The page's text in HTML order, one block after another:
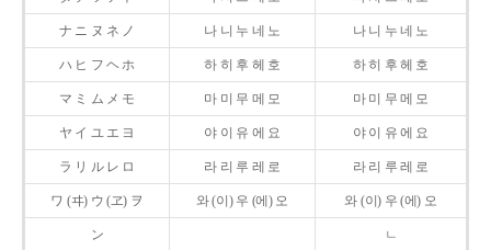
ナ ニ ヌ ネ ノ 나 니 누 네 노 나 니 누 네 노
ハ ヒ フ ヘ ホ 하 히 후 헤 호 하 히 후 헤 호
マ ミ ム メ モ 마 미 무 메 모 마 미 무 메 모
ヤ イ ユ エ ヨ 야 이 유 에 요 야 이 유 에 요
ラ リ ル レ ロ 라 리 루 레 로 라 리 루 레 로
ワ (ヰ) ウ (ヱ) ヲ 와 (이) 우 (에) 오 와 (이) 우 (에) 오
ン ㄴ